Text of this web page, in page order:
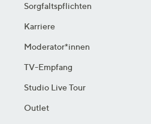
Sorgfaltspflichten
Karriere
Moderator*innen
TV-Empfang
Studio Live Tour
Outlet